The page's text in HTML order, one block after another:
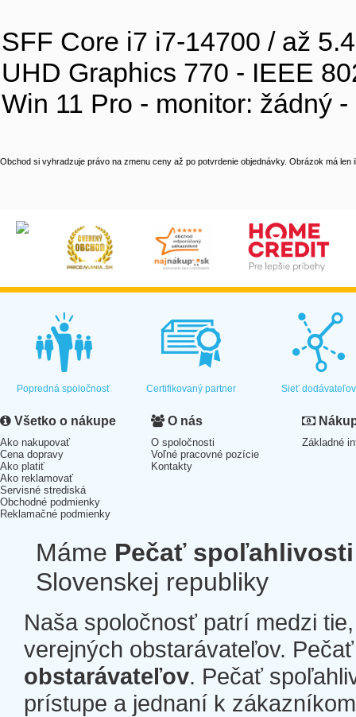
SFF Core i7 i7-14700 / až
UHD Graphics 770 - IEEE
Win 11 Pro - monitor: žádný
Obchod si vyhradzuje právo na zmenu ceny až po potvrdenie objednávky. Obrázok má len
Popredná spoločnosť Certifikovaný partner Sieť dodávateľov
Všetko o nákupe
Ako nakupovať
Cena dopravy
Ako platiť
Ako reklamovať
Servisné strediská
Obchodné podmienky
Reklamačné podmienky
O nás
O spoločnosti
Voľné pracovné pozície
Kontakty
Základné
Máme Pečať spoľahlivosti
Slovenskej republiky
Naša spoločnosť patrí medzi
verejných obstarávateľov.
obstarávateľov. Pečať
prístupe a jednaní k